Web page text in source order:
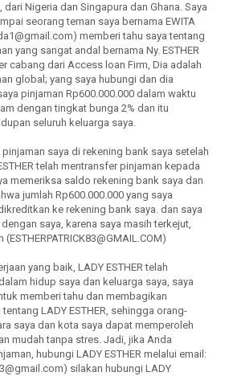
Nigeria dan Singapura dan Ghana. Saya
seorang teman saya bernama EWITA
memberi tahu saya tentang
yang sangat andal bernama Ny. ESTHER
cabang dari Access loan Firm, Dia adalah
global; yang saya hubungi dan dia
pinjaman Rp600.000.000 dalam waktu
dengan tingkat bunga 2% dan itu
seluruh keluarga saya.
pinjaman saya di rekening bank saya setelah
telah mentransfer pinjaman kepada
memeriksa saldo rekening bank saya dan
jumlah Rp600.000.000 yang saya
ke rekening bank saya. dan saya
saya, karena saya masih terkejut,
yang baik, LADY ESTHER telah
hidup saya dan keluarga saya, saya
memberi tahu dan membagikan
LADY ESTHER, sehingga orang-
saya dan kota saya dapat memperoleh
mudah tanpa stres. Jadi, jika Anda
hubungi LADY ESTHER melalui email:
silakan hubungi LADY